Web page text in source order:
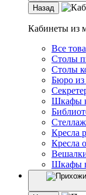
Назад
Кабинеты из
Все
Столы
Столы
Бюро из
Шкафы
Кресла
Кресла
Шкафы